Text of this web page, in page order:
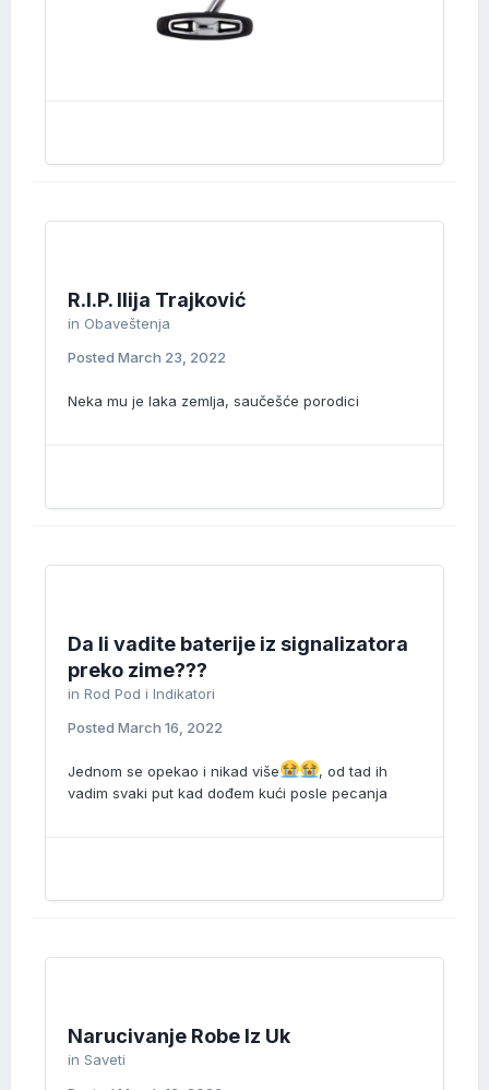
R.I.P. Ilija Trajković
in Obaveštenja
Posted March 23, 2022
Neka mu je laka zemlja, saučešće porodici
Da li vadite baterije iz signalizatora
preko zime???
in Rod Pod i Indikatori
Posted March 16, 2022
Jednom se opekao i nikad više
, od tad ih
vadim svaki put kad dođem kući posle pecanja
Narucivanje Robe Iz Uk
in Saveti